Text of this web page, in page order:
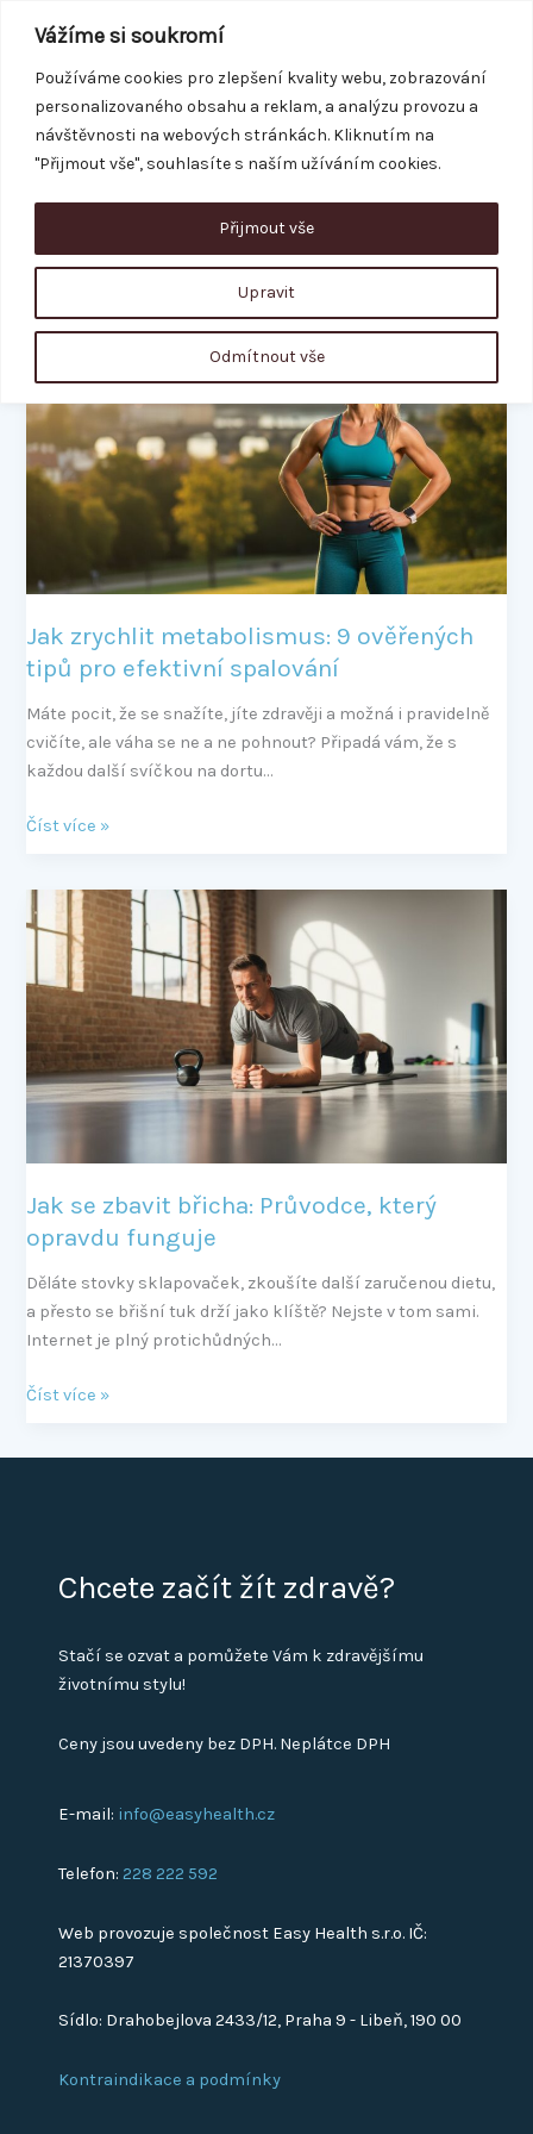
Vážíme si soukromí
Používáme cookies pro zlepšení kvality webu, zobrazování
personalizovaného obsahu a reklam, a analýzu provozu a
návštěvnosti na webových stránkách. Kliknutím na
"Přijmout vše", souhlasíte s naším užíváním cookies.
Upravit
Odmítnout vše
Přijmout vše
obsah
REZERVACE
spalování tuků
Jak zrychlit metabolismus: 9 ověřených
tipů pro efektivní spalování
Máte pocit, že se snažíte, jíte zdravěji a možná i pravidelně
cvičíte, ale váha se ne a ne pohnout? Připadá vám, že s
každou další svíčkou na dortu…
Jak
metabolismus:
9
ověřených
tipů
Číst více »
Jak se zbavit břicha: Průvodce, který
opravdu funguje
Děláte stovky sklapovaček, zkoušíte další zaručenou dietu,
a přesto se břišní tuk drží jako klíště? Nejste v tom sami.
Internet je plný protichůdných…
se
zbavit
břicha:
Průvodce,
který
opravdu
funguje
Číst více »
Chcete začít žít zdravě?
Stačí se ozvat a pomůžete Vám k zdravějšímu
životnímu stylu!
Ceny jsou uvedeny bez DPH. Neplátce DPH
E-mail: info@easyhealth.cz
Telefon:228 222 592
Web provozuje společnost Easy Health s.r.o. IČ:
21370397
Sídlo: Drahobejlova 2433/12, Praha 9 - Libeň, 190 00
Kontraindikace a podmínky